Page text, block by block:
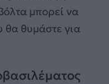
μπορεί να
θα θυμάστε για